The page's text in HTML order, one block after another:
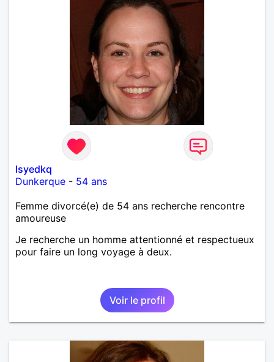
Isyedkq
Dunkerque - 54 ans
Femme divorcé(e) de 54 ans recherche rencontre
amoureuse
Je recherche un homme attentionné et respectueux
pour faire un long voyage à deux.
Voir le profil